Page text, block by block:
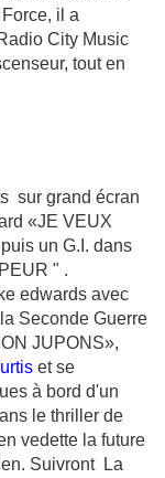
il a
City Music
tout en
sur grand écran
«JE VEUX
un G.I. dans
" .
edwards avec
Seconde Guerre
JUPONS»,
et se
à bord d'un
le thriller de
vedette la future
Suivront La